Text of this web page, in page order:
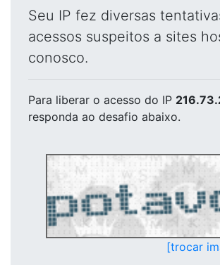
Seu IP fez diversas
acessos suspeitos a sites
conosco.
Para liberar o acesso do IP
responda ao desafio abaixo.
[trocar